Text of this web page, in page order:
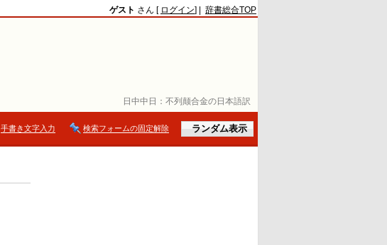
日中中日： 不列颠合金の日本語訳
ゲスト さん [ ログイン] | 辞書総合TOP
手書き文字入力 検索フォームの固定解除